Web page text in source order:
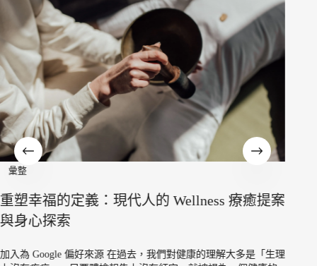
福的定義：現代人的 Wellness 療癒提案
探索
Google 偏好來源 在過去，我們對健康的理解大多是「生理
彙整
藏過去
是最傾向懷